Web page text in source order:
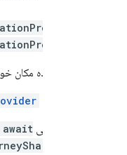
ارائه دهنده مکان
با فراخوانی